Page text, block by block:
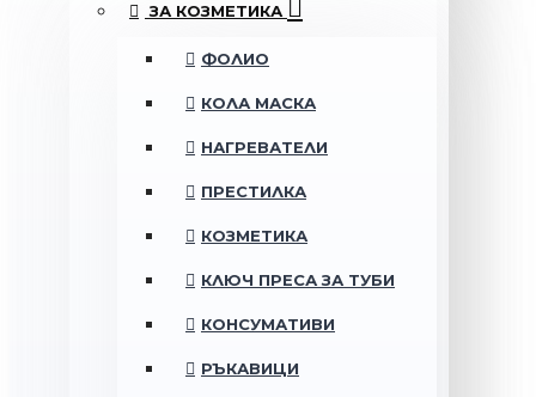
ЗА КОЗМЕТИКА
ФОЛИО
КОЛА МАСКА
НАГРЕВАТЕЛИ
ПРЕСТИЛКА
КОЗМЕТИКА
КЛЮЧ ПРЕСА ЗА ТУБИ
КОНСУМАТИВИ
РЪКАВИЦИ